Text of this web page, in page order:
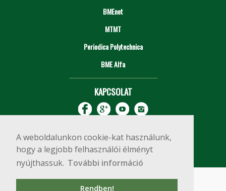
A weboldalunkon cookie-kat használunk,
hogy a legjobb felhasználói élményt
nyújthassuk. További információ
Rendben!
BMEnet
MTMT
Periodica Polytechnica
BME Alfa
KAPCSOLAT
Copyright © 2020 BME Építőmérnöki Kar